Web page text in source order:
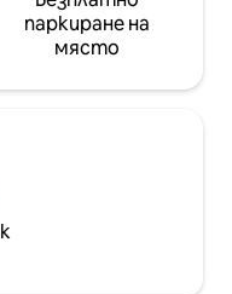
паркиране на
място